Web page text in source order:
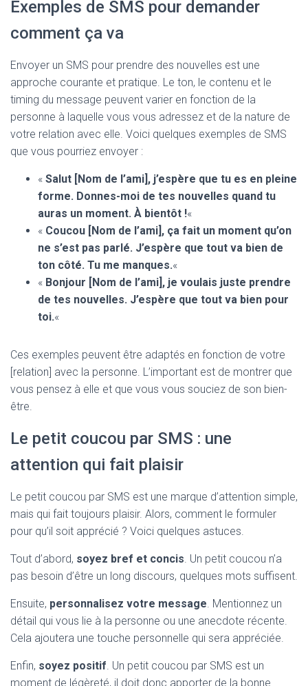
Exemples de SMS pour demander
comment ça va
Envoyer un SMS pour prendre des nouvelles est une
approche courante et pratique. Le ton, le contenu et le
timing du message peuvent varier en fonction de la
personne à laquelle vous vous adressez et de la nature de
votre relation avec elle. Voici quelques exemples de SMS
que vous pourriez envoyer :
« Salut [Nom de l’ami], j’espère que tu es en pleine
forme. Donnes-moi de tes nouvelles quand tu
auras un moment. À bientôt !«
« Coucou [Nom de l’ami], ça fait un moment qu’on
ne s’est pas parlé. J’espère que tout va bien de
ton côté. Tu me manques.«
« Bonjour [Nom de l’ami], je voulais juste prendre
de tes nouvelles. J’espère que tout va bien pour
toi.«
Ces exemples peuvent être adaptés en fonction de votre
[relation] avec la personne. L’important est de montrer que
vous pensez à elle et que vous vous souciez de son bien-
être.
Le petit coucou par SMS : une
attention qui fait plaisir
Le petit coucou par SMS est une marque d’attention simple,
mais qui fait toujours plaisir. Alors, comment le formuler
pour qu’il soit apprécié ? Voici quelques astuces.
Tout d’abord, soyez bref et concis. Un petit coucou n’a
pas besoin d’être un long discours, quelques mots suffisent.
Ensuite, personnalisez votre message. Mentionnez un
détail qui vous lie à la personne ou une anecdote récente.
Cela ajoutera une touche personnelle qui sera appréciée.
Enfin, soyez positif. Un petit coucou par SMS est un
moment de légèreté, il doit donc apporter de la bonne